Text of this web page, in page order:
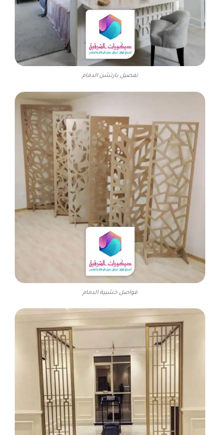
تفصيل بارتشن الدمام
فواصل خشبية الدمام